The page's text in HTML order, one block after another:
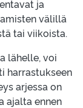
ja
välillä
tai viikoista.
lähelle, voi
harrastukseen
arjessa on
ajalta ennen